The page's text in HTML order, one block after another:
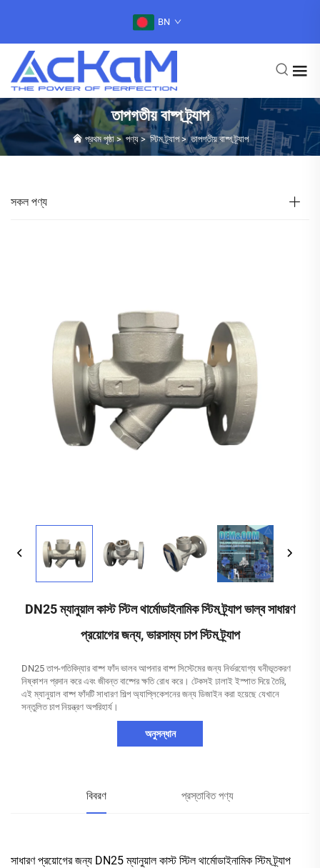
BN
তাপগতীয় বাষ্প ট্র্যাপ
প্রথম পৃষ্ঠা>পণ্য>স্টিম ট্র্যাপ>তাপগতীয় বাষ্প ট্র্যাপ
সকল পণ্য
DN25 ম্যানুয়াল কাস্ট স্টিল থার্মোডাইনামিক স্টিম ট্র্যাপ ভাল্ব সাধারণ
প্রয়োগের জন্য, ভারসাম্য চাপ স্টিম ট্র্যাপ
DN25 তাপ-গতিবিদ্যার বাষ্প ফাঁদ ভালব আপনার বাষ্প সিস্টেমের জন্য নির্ভরযোগ্য ঘনীভূতকরণ
নিষ্কাশন প্রদান করে এবং জীবন্ত বাষ্পের ক্ষতি রোধ করে। টেকসই ঢালাই ইস্পাত দিয়ে তৈরি,
এই ম্যানুয়াল বাষ্প ফাঁদটি সাধারণ শিল্প অ্যাপ্লিকেশনের জন্য ডিজাইন করা হয়েছে যেখানে
সন্তুলিত চাপ নিয়ন্ত্রণ অপরিহার্য।
অনুসন্ধান
বিবরণ প্রস্তাবিত পণ্য
সাধারণ প্রয়োগের জন্য DN25 ম্যানুয়াল কাস্ট স্টিল থার্মোডাইনামিক স্টিম ট্র্যাপ